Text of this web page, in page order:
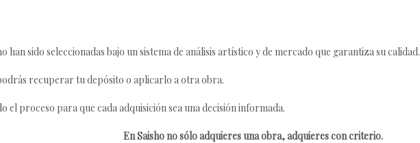
han sido seleccionadas bajo un sistema de análisis artístico y de mercado que garantiza su calidad.
recuperar tu depósito o aplicarlo a otra obra.
el proceso para que cada adquisición sea una decisión informada.
En Saisho no sólo adquieres una obra, adquieres con criterio.